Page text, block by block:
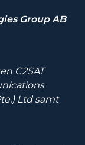
Group AB
C2SAT
Ltd samt